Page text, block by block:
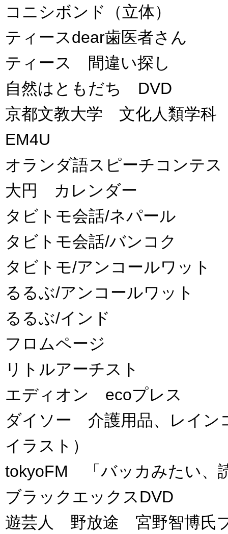
コニシボンド（立体）
ティースdear歯医者さん
ティース 間違い探し
自然はともだち DVD
京都文教大学 文化人類学
EM4U
オランダ語スピーチコンテス
大円 カレンダー
タビトモ会話/ネパール
タビトモ会話/バンコク
タビトモ/アンコールワット
るるぶ/アンコールワット
るるぶ/インド
フロムページ
リトルアーチスト
エディオン ecoプレス
ダイソー 介護用品、レイ
イラスト）
tokyoFM 「バッカみたい、
ブラックエックスDVD
遊芸人 野放途 宮野智博氏